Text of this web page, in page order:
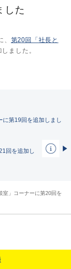
した
第20回「社長と
ました。
第19回を追加しまし
回を追加し
室」コーナーに第20回を